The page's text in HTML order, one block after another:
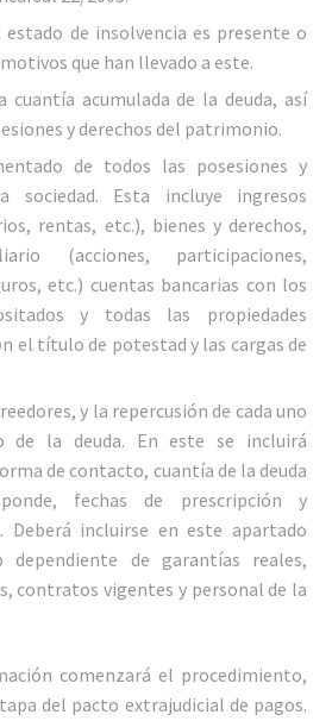
de insolvencia es presente o
que han llevado a este.
cuantía acumulada de la deuda, así
y derechos del patrimonio.
de todos las posesiones y
sociedad. Esta incluye ingresos
rentas, etc.), bienes y derechos,
(acciones, participaciones,
etc.) cuentas bancarias con los
y todas las propiedades
el título de potestad y las cargas de
y la repercusión de cada uno
de la deuda. En este se incluirá
de contacto, cuantía de la deuda
fechas de prescripción y
Deberá incluirse en este apartado
dependiente de garantías reales,
contratos vigentes y personal de la
comenzará el procedimiento,
del pacto extrajudicial de pagos.